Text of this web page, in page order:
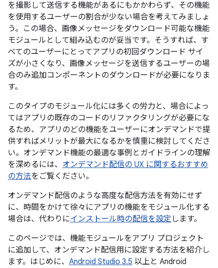
を撮影して送信する機能があるにもかかわらず、その機能
を使用するユーザーの割合が少ない場合を考えてみましょ
う。この場合、画像メッセージをダウンロード可能な機能
モジュールとして組み込むのが妥当です。そうすれば、す
べてのユーザーにとってアプリの初回ダウンロード サイ
ズが小さくなり、画像メッセージを送信するユーザーの場
合のみ追加コンポーネントのダウンロードが必要になりま
す。
このタイプのモジュール化には多くの労力と、場合によっ
てはアプリの既存のコードのリファクタリングが必要にな
るため、アプリのどの機能をユーザーにオンデマンドで提
供すればメリットが最大になるかを慎重に検討してくださ
い。オンデマンド機能の最適な事例とガイドラインの理解
を深めるには、 オンデマンド配信の UX に関するおすすめ
の方法をご覧ください。
オンデマンド配信のような高度な配信方法を有効にせず
に、時間をかけて徐々にアプリの機能をモジュール化する
場合は、代わりにインストール時の配信を設定 します。
このページでは、機能モジュールをアプリ プロジェクト
に追加して、オンデマンド配信用に設定する方法を紹介し
ます。はじめに、 Android Studio 3.5 以上と Android